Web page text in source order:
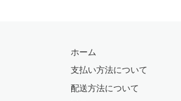
ホーム
支払い方法について
配送方法について